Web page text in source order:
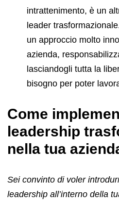
intrattenimento, è un
leader
un approccio molto
azienda,
lasciandogli tutta la
bisogno per poter
Come
leadership
nella tua
Sei convinto di voler
leadership all’interno della